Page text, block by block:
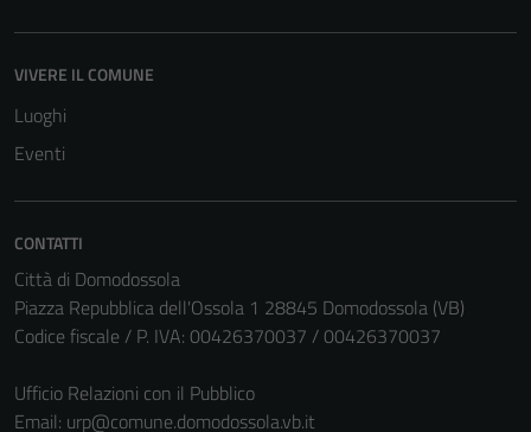
VIVERE IL COMUNE
Luoghi
Eventi
CONTATTI
Città di Domodossola
Piazza Repubblica dell'Ossola 1 28845 Domodossola (VB)
Codice fiscale / P. IVA: 00426370037 / 00426370037
Ufficio Relazioni con il Pubblico
Email: urp@comune.domodossola.vb.it